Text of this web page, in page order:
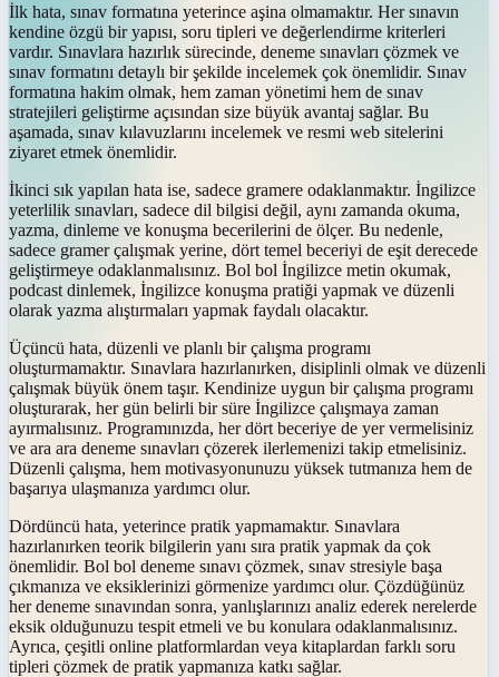
İlk hata, sınav formatına yeterince aşina olmamaktır. Her sınavın
kendine özgü bir yapısı, soru tipleri ve değerlendirme kriterleri
vardır. Sınavlara hazırlık sürecinde, deneme sınavları çözmek ve
sınav formatını detaylı bir şekilde incelemek çok önemlidir. Sınav
formatına hakim olmak, hem zaman yönetimi hem de sınav
stratejileri geliştirme açısından size büyük avantaj sağlar. Bu
aşamada, sınav kılavuzlarını incelemek ve resmi web sitelerini
ziyaret etmek önemlidir.
İkinci sık yapılan hata ise, sadece gramere odaklanmaktır. İngilizce
yeterlilik sınavları, sadece dil bilgisi değil, aynı zamanda okuma,
yazma, dinleme ve konuşma becerilerini de ölçer. Bu nedenle,
sadece gramer çalışmak yerine, dört temel beceriyi de eşit derecede
geliştirmeye odaklanmalısınız. Bol bol İngilizce metin okumak,
podcast dinlemek, İngilizce konuşma pratiği yapmak ve düzenli
olarak yazma alıştırmaları yapmak faydalı olacaktır.
Üçüncü hata, düzenli ve planlı bir çalışma programı
oluşturmamaktır. Sınavlara hazırlanırken, disiplinli olmak ve düzenli
çalışmak büyük önem taşır. Kendinize uygun bir çalışma programı
oluşturarak, her gün belirli bir süre İngilizce çalışmaya zaman
ayırmalısınız. Programınızda, her dört beceriye de yer vermelisiniz
ve ara ara deneme sınavları çözerek ilerlemenizi takip etmelisiniz.
Düzenli çalışma, hem motivasyonunuzu yüksek tutmanıza hem de
başarıya ulaşmanıza yardımcı olur.
Dördüncü hata, yeterince pratik yapmamaktır. Sınavlara
hazırlanırken teorik bilgilerin yanı sıra pratik yapmak da çok
önemlidir. Bol bol deneme sınavı çözmek, sınav stresiyle başa
çıkmanıza ve eksiklerinizi görmenize yardımcı olur. Çözdüğünüz
her deneme sınavından sonra, yanlışlarınızı analiz ederek nerelerde
eksik olduğunuzu tespit etmeli ve bu konulara odaklanmalısınız.
Ayrıca, çeşitli online platformlardan veya kitaplardan farklı soru
tipleri çözmek de pratik yapmanıza katkı sağlar.